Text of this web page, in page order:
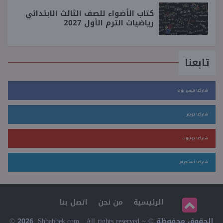
كتاب الأضواء للصف الثالث الابتدائي
رياضيات الترم الأول 2027
تابعنا
شاركنا فيس بوك
شاركنا تويتر
شاركنا يوتيوب
شاركنا انستجرام
الرئيسية من نحن
اتصل بنا